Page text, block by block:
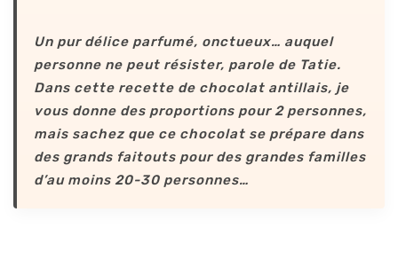
Un pur délice parfumé, onctueux… auquel
personne ne peut résister, parole de Tatie.
Dans cette recette de chocolat antillais, je
vous donne des proportions pour 2 personnes,
mais sachez que ce chocolat se prépare dans
des grands faitouts pour des grandes familles
d’au moins 20-30 personnes…